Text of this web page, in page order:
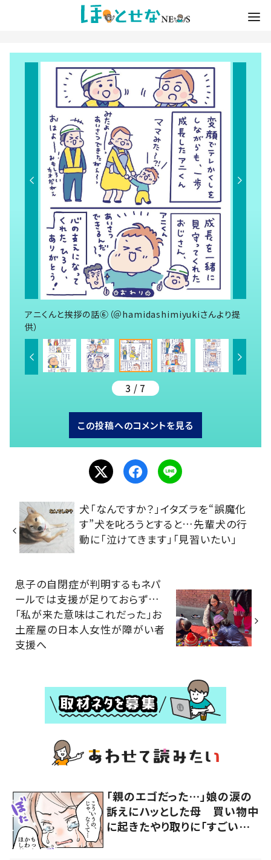
アニくんと挨拶の話⑥（＠hamidashimiyukiさんより提
供）
3 / 7
この投稿へのコメントを見る
犬「なんですか？」イタズラを“誤魔化
す”犬を叱ろうとすると…先輩犬の行
動に「泣けてきます」「見習いたい」
息子の自閉症が判明するもネパ
ールでは支援が足りておらず…
「私が来た意味はこれだった」お
土産屋の日本人女性が障がい者
支援へ
「親のエゴだった…」娘の涙の
訴えにハッとした母 買い物中
に起きたやり取りに「すごい分